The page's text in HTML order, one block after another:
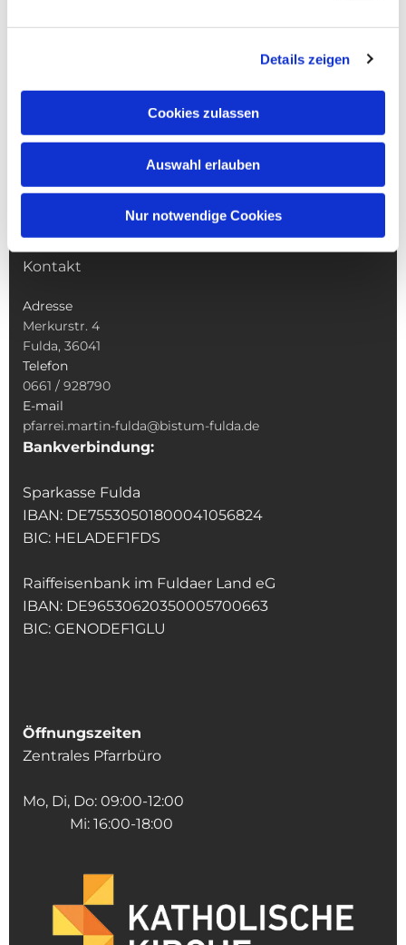
Details zeigen
Cookies zulassen
Auswahl erlauben
Nur notwendige Cookies
Gottesdienste
Veranstaltungen & Angebote
Kindertagesstätte St. Andreas
Kontakt
Adresse
Merkurstr. 4
Fulda, 36041
Telefon
0661 / 928790
E-mail
pfarrei.martin-fulda@bistum-fulda.de
Bankverbindung:
Sparkasse Fulda
IBAN: DE75530501800041056824
BIC: HELADEF1FDS
Raiffeisenbank im Fuldaer Land eG
IBAN: DE96530620350005700663
BIC: GENODEF1GLU
Öffnungszeiten
Zentrales Pfarrbüro
Mo, Di, Do: 09:00-12:00
Mi: 16:00-18:00